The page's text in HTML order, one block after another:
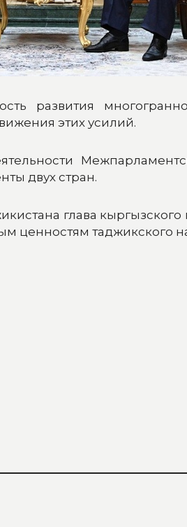
развития
этих усилий.
двух стран.
глава
ценностям таджикского